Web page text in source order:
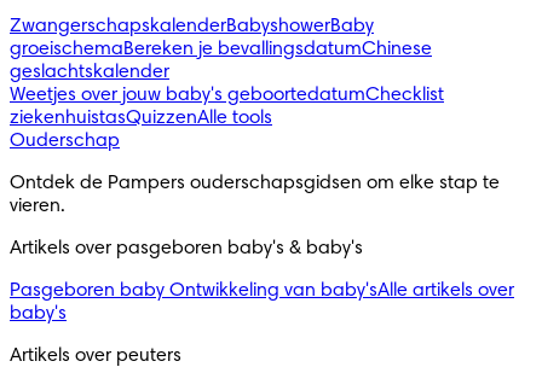
ZwangerschapskalenderBabyshowerBaby
groeischemaBereken je bevallingsdatumChinese
geslachtskalender
Weetjes over jouw baby's geboortedatumChecklist
ziekenhuistasQuizzenAlle tools
Ouderschap
Ontdek de Pampers ouderschapsgidsen om elke stap te
vieren.
Artikels over pasgeboren baby's & baby's
Pasgeboren baby Ontwikkeling van baby'sAlle artikels over
baby's
Artikels over peuters